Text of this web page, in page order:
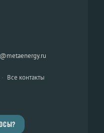
· Все контакты